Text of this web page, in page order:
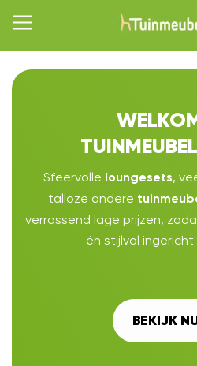
Sfeervolle loungesets,
talloze andere
verrassend lage prijzen,
én stijlvol ingericht
BEKIJK